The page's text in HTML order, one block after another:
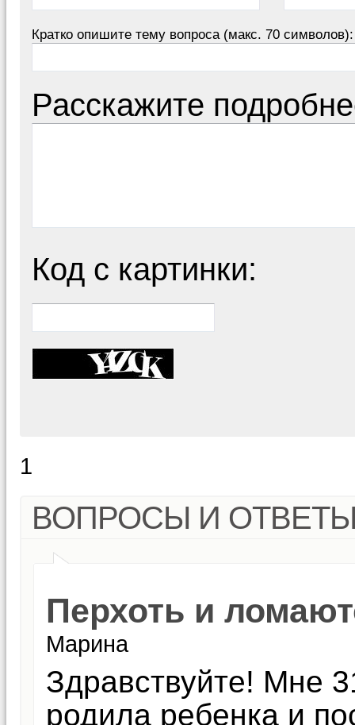
Кратко опишите тему вопроса (макс. 70 символов):
Расскажите
Код с картинки:
1
ВОПРОСЫ И
Перхоть и
Марина
Здравствуйте! Мне
родила ребенка и